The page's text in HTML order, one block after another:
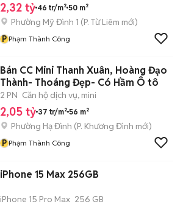
2,32 tỷ 46 tr/m² 50 m²
Phường Mỹ Đình 1 (P. Từ Liêm mới)
P Phạm Thành Công
Bán CC Mini Thanh Xuân, Hoàng Đạo
Thành- Thoáng Đẹp- Có Hầm Ô tô
2 PN Căn hộ dịch vụ, mini
2,05 tỷ 37 tr/m² 56 m²
Phường Hạ Đình (P. Khương Đình mới)
P Phạm Thành Công
iPhone 15 Max 256GB
iPhone 15 Pro Max 256 GB